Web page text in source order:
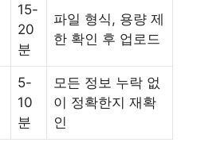
15-
20
분
파일 형식, 용량 제
한 확인 후 업로드
5-
10
분
모든 정보 누락 없
이 정확한지 재확
인